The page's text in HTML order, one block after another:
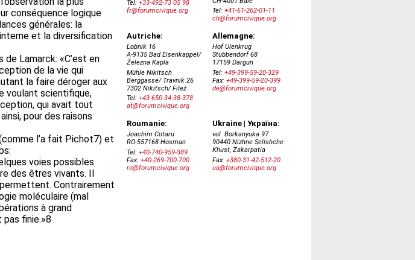
conséquence logique
générales: la
et la diversification
Lamarck: «C’est en
de la vie qui
la faire déroger aux
voulant scientifique,
qui avait tout
pour des raisons
l’a fait Pichot7) et
voies possibles
des êtres vivants. Il
Contrairement
moléculaire (mal
à grand
pas finie.»8